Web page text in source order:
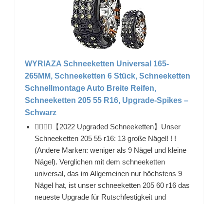
WYRIAZA Schneeketten Universal 165-
265MM, Schneeketten 6 Stück, Schneeketten
Schnellmontage Auto Breite Reifen,
Schneeketten 205 55 R16, Upgrade-Spikes –
Schwarz
👉🏻👉🏻【2022 Upgraded Schneeketten】Unser
Schneeketten 205 55 r16: 13 große Nägel! ! !
(Andere Marken: weniger als 9 Nägel und kleine
Nägel). Verglichen mit dem schneeketten
universal, das im Allgemeinen nur höchstens 9
Nägel hat, ist unser schneeketten 205 60 r16 das
neueste Upgrade für Rutschfestigkeit und